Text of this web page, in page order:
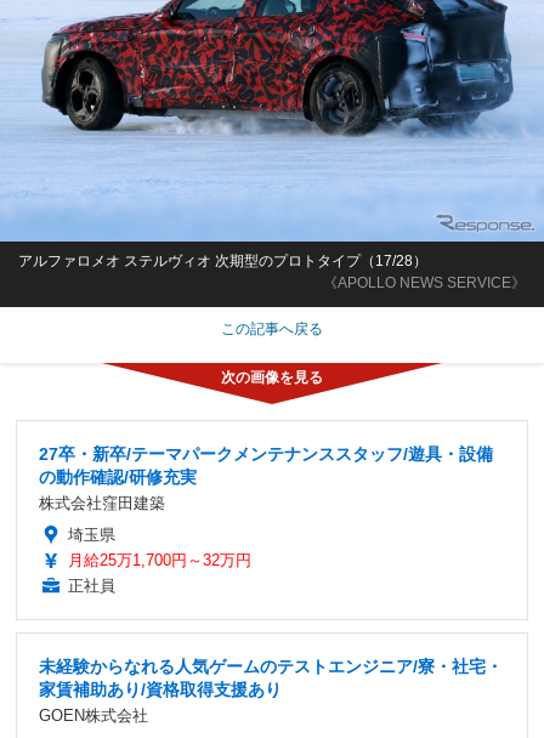
《APOLLO NEWS SERVICE》
アルファロメオ ステルヴィオ 次期型のプロトタイプ（17/28）
この記事へ戻る
27卒・新卒/テーマパークメンテナンススタッフ/遊具・設備
の動作確認/研修充実
株式会社窪田建築
埼玉県
月給25万1,700円～32万円
正社員
未経験からなれる人気ゲームのテストエンジニア/寮・社宅・
家賃補助あり/資格取得支援あり
GOEN株式会社